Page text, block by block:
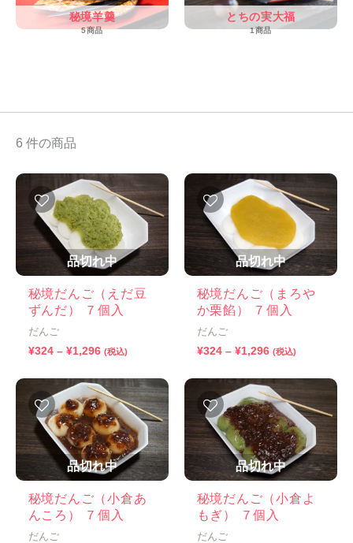
秘境羊羹
5商品
とちの実大福
1商品
6 件の商品
品切れ中
秘境だんご（えだ豆
ずんだ） ７個入
だんご
¥324 – ¥1,296価
帯:
¥324
–
¥1,296
(税込)
品切れ中
秘境だんご（まろや
か栗餡） ７個入
だんご
¥324 – ¥1,296価
帯:
¥324
–
¥1,296
(税込)
品切れ中
秘境だんご（小倉あ
んころ） ７個入
だんご
品切れ中
秘境だんご（小倉よ
もぎ） ７個入
だんご